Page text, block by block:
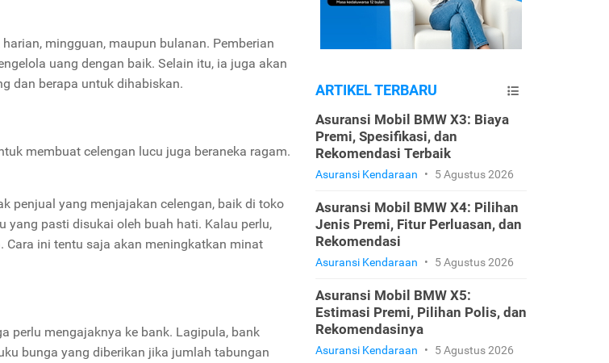
mingguan, maupun bulanan. Pemberian
uang dengan baik. Selain itu, ia juga akan
dan berapa untuk dihabiskan.
membuat celengan lucu juga beraneka ragam.
penjual yang menjajakan celengan, baik di toko
pasti disukai oleh buah hati. Kalau perlu,
ini tentu saja akan meningkatkan minat
perlu mengajaknya ke bank. Lagipula, bank
bunga yang diberikan jika jumlah tabungan
ARTIKEL TERBARU
Asuransi Mobil BMW X3: Biaya
Premi, Spesifikasi, dan
Rekomendasi Terbaik
Asuransi Kendaraan • 5 Agustus 2026
Asuransi Mobil BMW X4: Pilihan
Jenis Premi, Fitur Perluasan, dan
Rekomendasi
Asuransi Kendaraan • 5 Agustus 2026
Asuransi Mobil BMW X5:
Estimasi Premi, Pilihan Polis, dan
Rekomendasinya
Asuransi Kendaraan • 5 Agustus 2026